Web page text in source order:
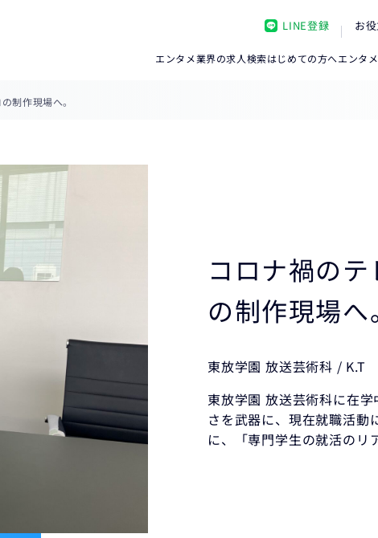
LINE登録 お
エンタメ業界の求人検索はじめての方へエンタ
制作現場へ。
コロナ禍の
の制作現場へ。
東放学園 放送芸術科 / K.T
東放学園 放送芸術科に在
さを武器に、現在就職活動
に、「専門学生の就活のリ